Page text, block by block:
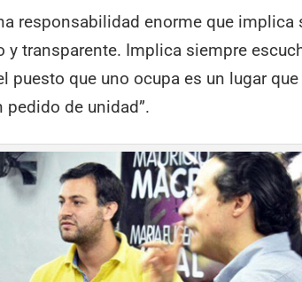
responsabilidad enorme que implica
y transparente. Implica siempre
puesto que uno ocupa es un lugar
pedido de unidad”.